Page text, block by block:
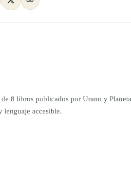
8 libros publicados por Urano y
lenguaje accesible.